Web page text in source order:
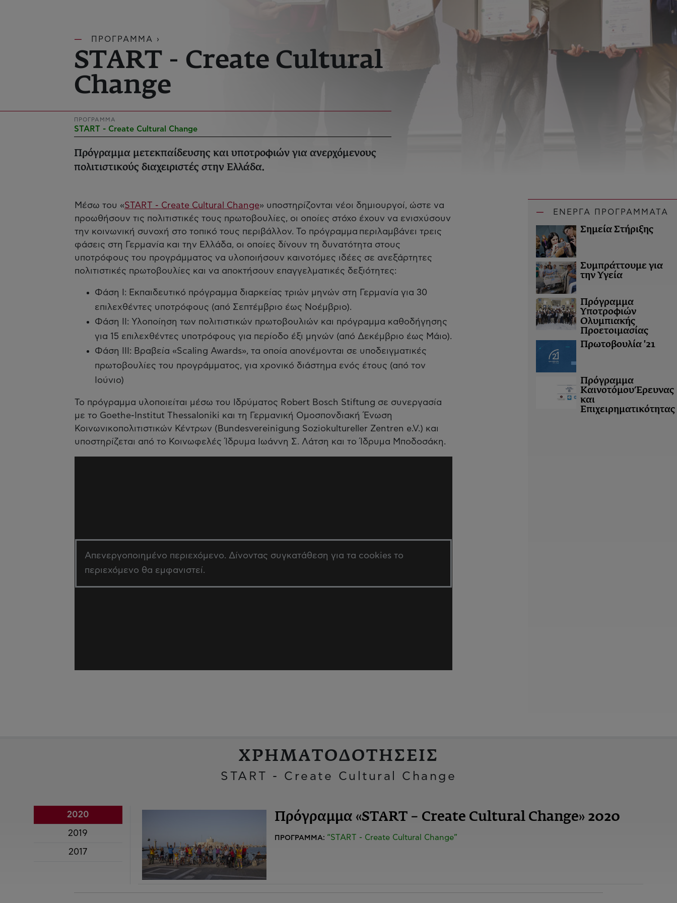
ΠΡΟΓΡΑΜΜΑ ›
START - Create Cultural
Change
ΠΡΟΓΡΑΜΜΑ
START - Create Cultural Change
Πρόγραμμα μετεκπαίδευσης και υποτροφιών για ανερχόμενους
πολιτιστικούς διαχειριστές στην Ελλάδα.
Μέσω του «START - Create Cultural Change» υποστηρίζονται νέοι δημιουργοί, ώστε να
προωθήσουν τις πολιτιστικές τους πρωτοβουλίες, οι οποίες στόχο έχουν να ενισχύσουν
την κοινωνική συνοχή στο τοπικό τους περιβάλλον. Το πρόγραμμα περιλαμβάνει τρεις
φάσεις στη Γερμανία και την Ελλάδα, οι οποίες δίνουν τη δυνατότητα στους
υποτρόφους του προγράμματος να υλοποιήσουν καινοτόμες ιδέες σε ανεξάρτητες
πολιτιστικές πρωτοβουλίες και να αποκτήσουν επαγγελματικές δεξιότητες:
Φάση Ι: Εκπαιδευτικό πρόγραμμα διαρκείας τριών μηνών στη Γερμανία για 30
επιλεχθέντες υποτρόφους (από Σεπτέμβριο έως Νοέμβριο).
Φάση ΙΙ: Υλοποίηση των πολιτιστικών πρωτοβουλιών και πρόγραμμα καθοδήγησης
για 15 επιλεχθέντες υποτρόφους για περίοδο έξι μηνών (από Δεκέμβριο έως Μάιο).
Φάση ΙΙΙ: Βραβεία «Scaling Awards», τα οποία απονέμονται σε υποδειγματικές
πρωτοβουλίες του προγράμματος, για χρονικό διάστημα ενός έτους (από τον
Ιούνιο)
Το πρόγραμμα υλοποιείται μέσω του Ιδρύματος Robert Bosch Stiftung σε συνεργασία
με το Goethe-Institut Thessaloniki και τη Γερμανική Ομοσπονδιακή Ένωση
Κοινωνικοπολιτιστικών Κέντρων (Bundesvereinigung Soziokultureller Zentren e.V.) και
υποστηρίζεται από το Κοινωφελές Ίδρυμα Ιωάννη Σ. Λάτση και το Ίδρυμα Μποδοσάκη.
Απενεργοποιημένο περιεχόμενο. Δίνοντας συγκατάθεση για τα cookies το
περιεχόμενο θα εμφανιστεί.
ΕΝΕΡΓΑ ΠΡΟΓΡΑΜΜΑΤΑ
Σημεία Στήριξης
Συμπράττουμε για
την Υγεία
Πρόγραμμα
Υποτροφιών
Ολυμπιακής
Προετοιμασίας
Πρωτοβουλία '21
Πρόγραμμα
Καινοτόμου Έρευνας
και
Επιχειρηματικότητας
ΧΡΗΜΑΤΟΔΟΤΗΣΕΙΣ
START - Create Cultural Change
2020
2019
2017
Πρόγραμμα «START – Create Cultural Change» 2020
ΠΡΟΓΡΑΜΜΑ: “START - Create Cultural Change”